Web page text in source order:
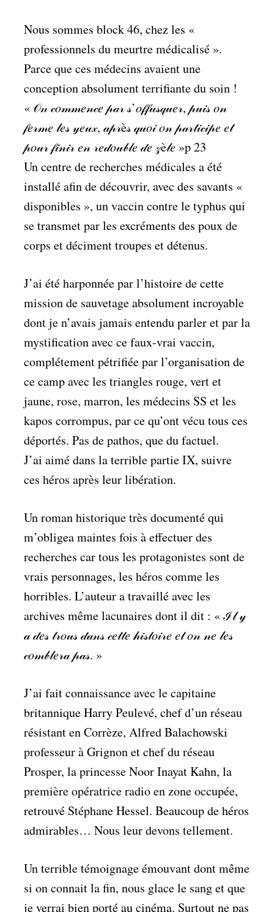
Nous sommes block 46, chez les «
professionnels du meurtre médicalisé ».
Parce que ces médecins avaient une
conception absolument terrifiante du soin !
« 𝒪𝓃 𝒸𝑜𝓂𝓂𝑒𝓃𝒸𝑒 𝓅𝒶𝓇 𝓈’𝑜𝒻𝒻𝓊𝓈𝓆𝓊𝑒𝓇, 𝓅𝓊𝒾𝓈 𝑜𝓃
𝒻𝑒𝓇𝓂𝑒 𝓁𝑒𝓈 𝓎𝑒𝓊𝓍, 𝒶𝓅𝓇è𝓈 𝓆𝓊𝑜𝒾 𝑜𝓃 𝓅𝒶𝓇𝓉𝒾𝒸𝒾𝓅𝑒 𝑒𝓉
𝓅𝑜𝓊𝓇 𝒻𝒾𝓃𝒾𝓇 𝑒𝓃 𝓇𝑒𝒹𝑜𝓊𝒷𝓁𝑒 𝒹𝑒 𝓏è𝓁𝑒 »p 23
Un centre de recherches médicales a été
installé afin de découvrir, avec des savants «
disponibles », un vaccin contre le typhus qui
se transmet par les excréments des poux de
corps et déciment troupes et détenus.
J’ai été harponnée par l’histoire de cette
mission de sauvetage absolument incroyable
dont je n’avais jamais entendu parler et par la
mystification avec ce faux-vrai vaccin,
complétement pétrifiée par l’organisation de
ce camp avec les triangles rouge, vert et
jaune, rose, marron, les médecins SS et les
kapos corrompus, par ce qu’ont vécu tous ces
déportés. Pas de pathos, que du factuel.
J’ai aimé dans la terrible partie IX, suivre
ces héros après leur libération.
Un roman historique très documenté qui
m’obligea maintes fois à effectuer des
recherches car tous les protagonistes sont de
vrais personnages, les héros comme les
horribles. L’auteur a travaillé avec les
archives même lacunaires dont il dit : « ℐ𝓁 𝓎
𝒶 𝒹𝑒𝓈 𝓉𝓇𝑜𝓊𝓈 𝒹𝒶𝓃𝓈 𝒸𝑒𝓉𝓉𝑒 𝒽𝒾𝓈𝓉𝑜𝒾𝓇𝑒 𝑒𝓉 𝑜𝓃 𝓃𝑒 𝓁𝑒𝓈
𝒸𝑜𝓂𝒷𝓁𝑒𝓇𝒶 𝓅𝒶𝓈. »
J’ai fait connaissance avec le capitaine
britannique Harry Peulevé, chef d’un réseau
résistant en Corrèze, Alfred Balachowski
professeur à Grignon et chef du réseau
Prosper, la princesse Noor Inayat Kahn, la
première opératrice radio en zone occupée,
retrouvé Stéphane Hessel. Beaucoup de héros
admirables… Nous leur devons tellement.
Un terrible témoignage émouvant dont même
si on connait la fin, nous glace le sang et que
je verrai bien porté au cinéma. Surtout ne pas